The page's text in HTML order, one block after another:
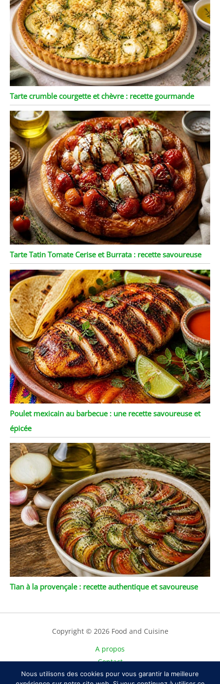
Tarte crumble courgette et chèvre : recette gourmande
Tarte Tatin Tomate Cerise et Burrata : recette savoureuse
Poulet mexicain au barbecue : une recette savoureuse et
épicée
Tian à la provençale : recette authentique et savoureuse
Copyright © 2026 Food and Cuisine
A propos
Contact
Plan du site
Nous utilisons des cookies pour vous garantir la meilleure